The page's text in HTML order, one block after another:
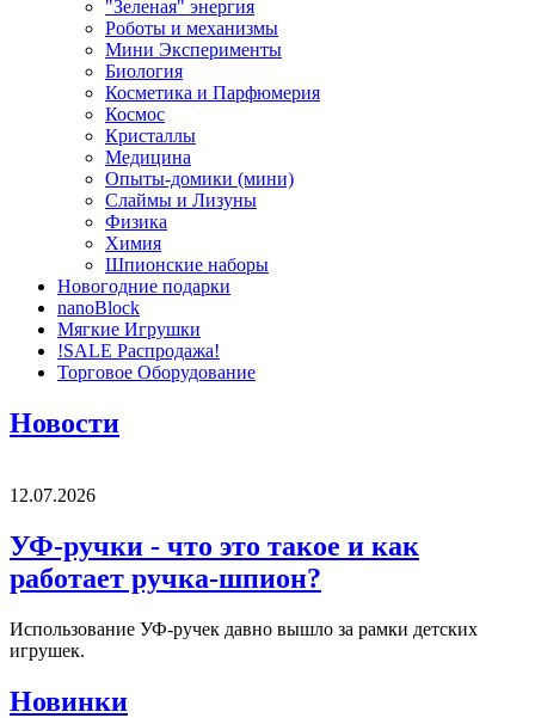
"Зеленая" энергия
Роботы и механизмы
Мини Эксперименты
Биология
Косметика и Парфюмерия
Космос
Кристаллы
Медицина
Опыты-домики (мини)
Слаймы и Лизуны
Физика
Химия
Шпионские наборы
Новогодние подарки
nanoBlock
Мягкие Игрушки
!SALE Распродажа!
Торговое Оборудование
Новости
12.07.2026
УФ-ручки - что это такое и как
работает ручка-шпион?
Использование УФ-ручек давно вышло за рамки детских
игрушек.
Новинки